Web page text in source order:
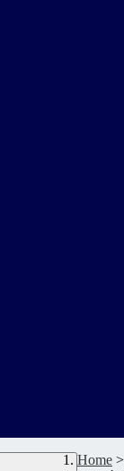
Home >